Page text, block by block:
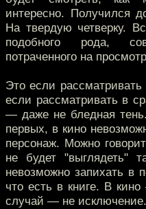
интересно. Получился
На твердую четверку.
подобного рода,
потраченного на
Это если
если рассматривать в
— даже не бледная
первых, в кино
персонаж. Можно
не будет "выглядеть"
невозможно запихать в
что есть в книге. В
случай — не исключение.